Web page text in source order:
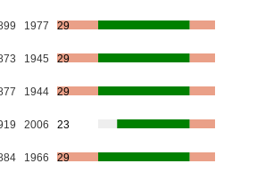
1977 29
1945 29
1944 29
2006 23
1966 29